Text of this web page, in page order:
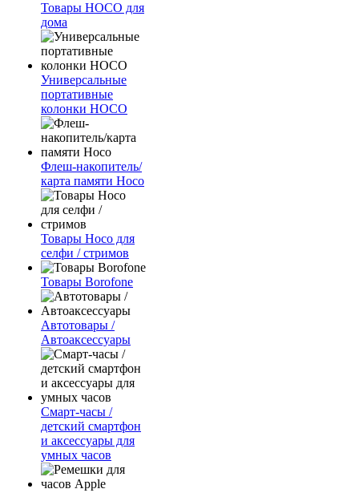
Товары HOCO для
дома
Универсальные
портативные
колонки HOCO
Флеш-накопитель/
карта памяти Hoco
Товары Hoco для
селфи / стримов
Товары Borofone
Автотовары /
Автоаксессуары
Смарт-часы /
детский смартфон
и аксессуары для
умных часов